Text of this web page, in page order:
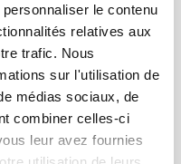
le contenu
relatives aux
trafic. Nous
sur l'utilisation de
médias sociaux, de
combiner celles-ci
leur avez fournies